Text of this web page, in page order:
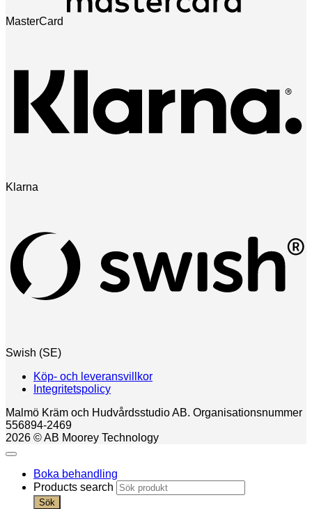
MasterCard
Klarna
Swish (SE)
Köp- och leveransvillkor
Integritetspolicy
Malmö Kräm och Hudvårdsstudio AB. Organisationsnummer
556894-2469
2026 © AB Moorey Technology
Boka behandling
Products search
Sök